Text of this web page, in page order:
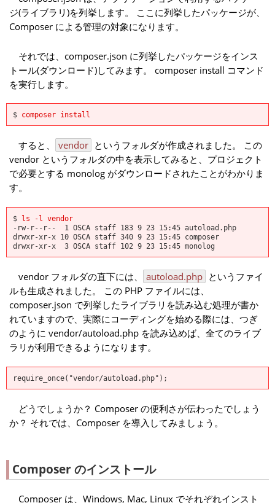
ジ(ライブラリ)を列挙します。 ここに列挙したパッケージが、
Composer による管理の対象になります。
それでは、composer.json に列挙したパッケージをインス
トール(ダウンロード)してみます。 composer install コマンド
を実行します。
$ composer install
すると、 vendor というフォルダが作成されました。 この
vendor というフォルダの中を表示してみると、プロジェクト
で必要とする monolog がダウンロードされたことがわかりま
す。
$ ls -l vendor
-rw-r--r-- 1 OSCA staff 183 9 23 15:45 autoload.php
drwxr-xr-x 10 OSCA staff 340 9 23 15:45 composer
drwxr-xr-x 3 OSCA staff 102 9 23 15:45 monolog
vendor フォルダの直下には、 autoload.php というファイ
ルも生成されました。 この PHP ファイルには、
composer.json で列挙したライブラリを読み込む処理が書か
れていますので、実際にコーディングを始める際には、つぎ
のように vendor/autoload.php を読み込めば、全てのライブ
ラリが利用できるようになります。
require_once("vendor/autoload.php");
どうでしょうか？ Composer の便利さが伝わったでしょう
か？ それでは、Composer を導入してみましょう。
Composer のインストール
Composer は、Windows, Mac, Linux でそれぞれインスト